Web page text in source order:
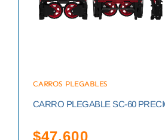
CARROS PLEGABLES
CARRO PLEGABLE SC-60
$47.600